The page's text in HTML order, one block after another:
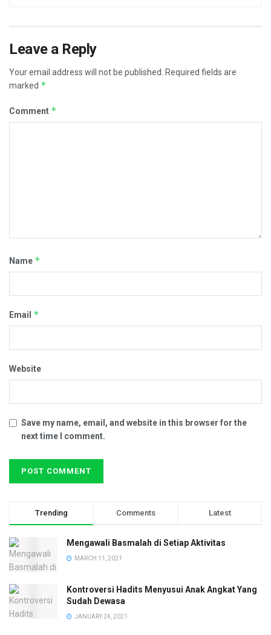
Leave a Reply
Your email address will not be published.
Required fields are
marked *
Comment *
Name *
Email *
Website
Save my name, email, and website in this browser for the
next time I comment.
Trending Comments Latest
Mengawali Basmalah di Setiap Aktivitas
MARCH 11, 2021
Kontroversi Hadits Menyusui Anak Angkat Yang
Sudah Dewasa
JANUARY 24, 2021